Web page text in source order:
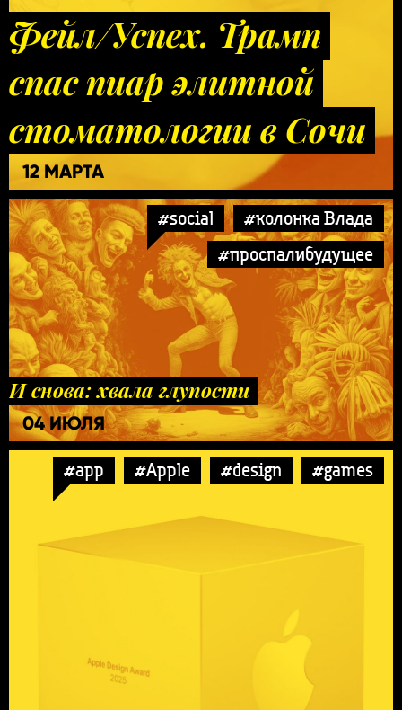
Фейл/Успех. Трамп
спас пиар элитной
стоматологии в Сочи
12 МАРТА
#social
#колонка Влада
#проспалибудущее
И снова: хвала глупости
04 ИЮЛЯ
#app #Apple #design #games